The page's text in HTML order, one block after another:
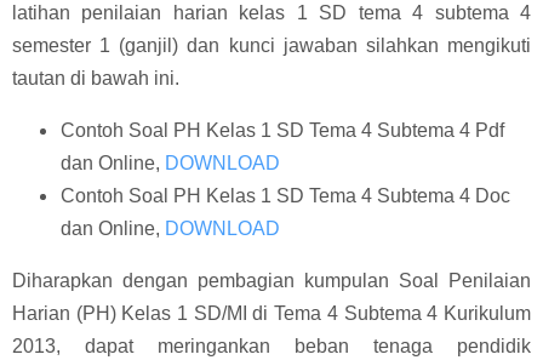
latihan penilaian harian kelas 1 SD tema 4 subtema 4
semester 1 (ganjil) dan kunci jawaban silahkan mengikuti
tautan di bawah ini.
Contoh Soal PH Kelas 1 SD Tema 4 Subtema 4 Pdf
dan Online, DOWNLOAD
Contoh Soal PH Kelas 1 SD Tema 4 Subtema 4 Doc
dan Online, DOWNLOAD
Diharapkan dengan pembagian kumpulan Soal Penilaian
Harian (PH) Kelas 1 SD/MI di Tema 4 Subtema 4 Kurikulum
2013, dapat meringankan beban tenaga pendidik